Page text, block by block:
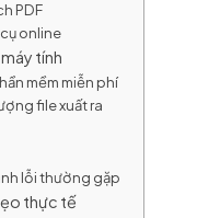
PDF
online
tính
mềm miễn phí
file xuất ra
lỗi thường gặp
thực tế